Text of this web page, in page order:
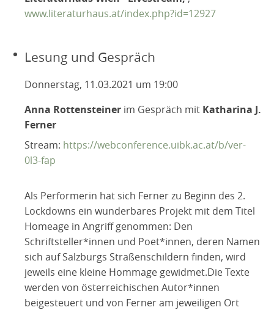
www.literaturhaus.at/index.php?id=12927
Lesung und Gespräch
Donnerstag, 11.03.2021 um 19:00
Anna Rottensteiner im Gespräch mit Katharina J.
Ferner
Stream: https://webconference.uibk.ac.at/b/ver-
0l3-fap
Als Performerin hat sich Ferner zu Beginn des 2.
Lockdowns ein wunderbares Projekt mit dem Titel
Homeage in Angriff genommen: Den
Schriftsteller*innen und Poet*innen, deren Namen
sich auf Salzburgs Straßenschildern finden, wird
jeweils eine kleine Hommage gewidmet.Die Texte
werden von österreichischen Autor*innen
beigesteuert und von Ferner am jeweiligen Ort